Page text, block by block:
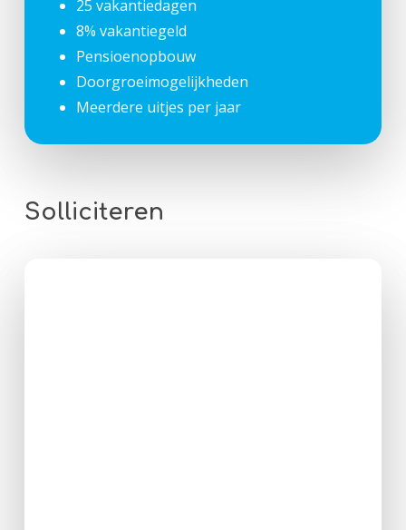
25 vakantiedagen
8% vakantiegeld
Pensioenopbouw
Doorgroeimogelijkheden
Meerdere uitjes per jaar
Solliciteren